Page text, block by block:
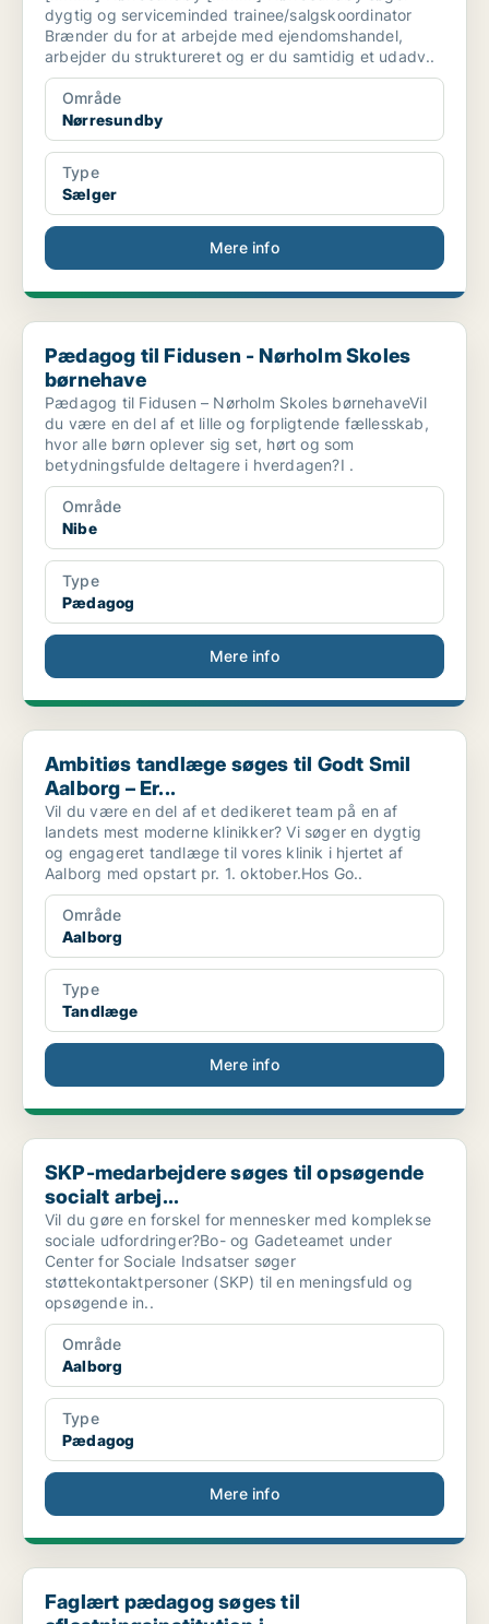
dygtig og serviceminded trainee/salgskoordinator
Brænder du for at arbejde med ejendomshandel,
arbejder du struktureret og er du samtidig et udadv..
Område
Nørresundby
Type
Sælger
Mere info
Pædagog til Fidusen - Nørholm Skoles børnehave
Pædagog til Fidusen - Nørholm Skoles
børnehave
Pædagog til Fidusen – Nørholm Skoles børnehaveVil
du være en del af et lille og forpligtende fællesskab,
hvor alle børn oplever sig set, hørt og som
betydningsfulde deltagere i hverdagen?I .
Område
Nibe
Type
Pædagog
Mere info
Ambitiøs tandlæge søges til Godt Smil Aalborg – Er...
Ambitiøs tandlæge søges til Godt Smil
Aalborg – Er...
Vil du være en del af et dedikeret team på en af
landets mest moderne klinikker? Vi søger en dygtig
og engageret tandlæge til vores klinik i hjertet af
Aalborg med opstart pr. 1. oktober.Hos Go..
Område
Aalborg
Type
Tandlæge
Mere info
SKP-medarbejdere søges til opsøgende socialt arbej...
SKP-medarbejdere søges til opsøgende
socialt arbej...
Vil du gøre en forskel for mennesker med komplekse
sociale udfordringer?Bo- og Gadeteamet under
Center for Sociale Indsatser søger
støttekontaktpersoner (SKP) til en meningsfuld og
opsøgende in..
Område
Aalborg
Type
Pædagog
Mere info
Faglært pædagog søges til aflastningsinstitution i...
Faglært pædagog søges til